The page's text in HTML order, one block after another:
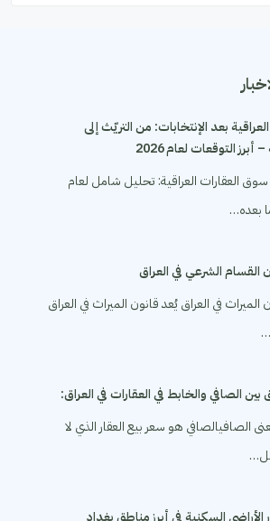
بعد الإنتخابات: من التريّث إلى
أبرز التوقعات لعام 2026
العقارات العراقية: تحليل شامل لعام
القسام الشرعي في العراق
الميراث في العراق يُعد قانون الميراث في العراق
بين الصافي والخابط في العقارات في العراق:
الصافيالصافي هو سعر بيع العقار الذي لا
الأراضي السكنية في أبرز مناطق بغداد